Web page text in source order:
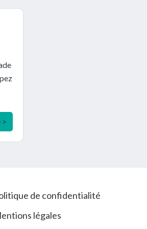
de confidentialité
légales